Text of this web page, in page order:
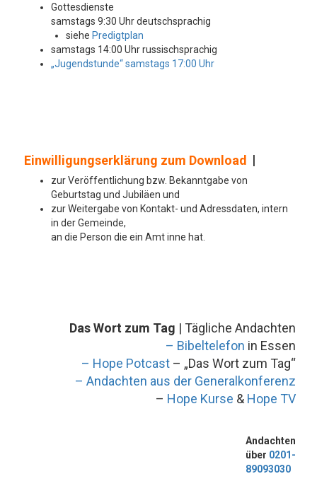
Gottesdienste
samstags 9:30 Uhr deutschsprachig
siehe Predigtplan
samstags 14:00 Uhr russischsprachig
„Jugendstunde“ samstags 17:00 Uhr
Einwilligungserklärung zum Download |
zur Veröffentlichung bzw. Bekanntgabe von
Geburtstag und Jubiläen und
zur Weitergabe von Kontakt- und Adressdaten, intern
in der Gemeinde,
an die Person die ein Amt inne hat.
Das Wort zum Tag | Tägliche Andachten
– Bibeltelefon in Essen
– Hope Potcast – „Das Wort zum Tag“
– Andachten aus der Generalkonferenz
– Hope Kurse & Hope TV
Andachten
über 0201-
89093030